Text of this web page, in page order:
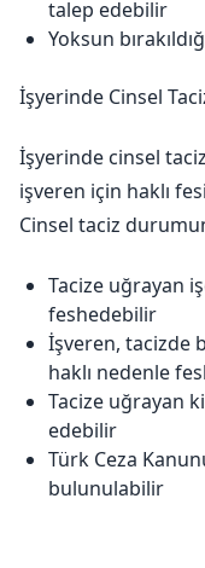
talep edebilir
Yoksun
İşyerinde Cinsel
İşyerinde cinsel
işveren için haklı
Cinsel taciz
Tacize uğrayan
feshedebilir
İşveren, tacizde
haklı nedenle
Tacize uğrayan
edebilir
Türk Ceza
bulunulabilir